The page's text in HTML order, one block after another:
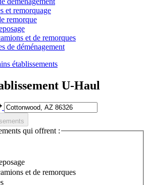
et remorquage
remorque
et de remorques
de déménagement
établissements
U-Haul
qui offrent :
et de remorques